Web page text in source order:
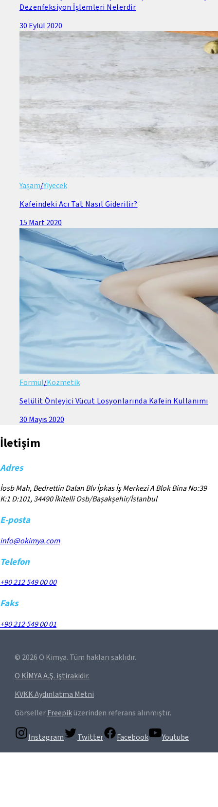
Dezenfeksiyon İşlemleri Nelerdir
30 Eylül 2020
Yaşam/Yiyecek
Kafeindeki Acı Tat Nasıl Giderilir?
15 Mart 2020
Formül/Kozmetik
Selülit Önleyici Vücut Losyonlarında Kafein Kullanımı
30 Mayıs 2020
İletişim
Adres
İosb Mah, Bedrettin Dalan Blv İpkas İş Merkezi A Blok Bina No:39
K:1 D:101, 34490 İkitelli Osb/Başakşehir/İstanbul
E-posta
info@okimya.com
Telefon
+90 212 549 00 00
Faks
+90 212 549 00 01
© 2026 O Kimya. Tüm hakları saklıdır.
O KİMYA A.Ş. iştirakidir.
KVKK Aydınlatma Metni
GörsellerFreepiküzerinden referans alınmıştır.
Instagram Twitter Facebook Youtube